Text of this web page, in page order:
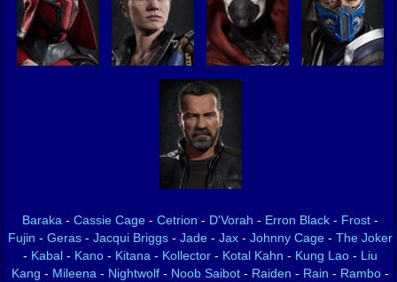
Baraka - Cassie Cage - Cetrion - D'Vorah - Erron Black - Frost -
Fujin - Geras - Jacqui Briggs - Jade - Jax - Johnny Cage - The Joker
- Kabal - Kano - Kitana - Kollector - Kotal Kahn - Kung Lao - Liu
Kang - Mileena - Nightwolf - Noob Saibot - Raiden - Rain - Rambo -